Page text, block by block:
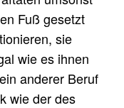
Fuß gesetzt
sie
wie es ihnen
anderer Beruf
wie der des